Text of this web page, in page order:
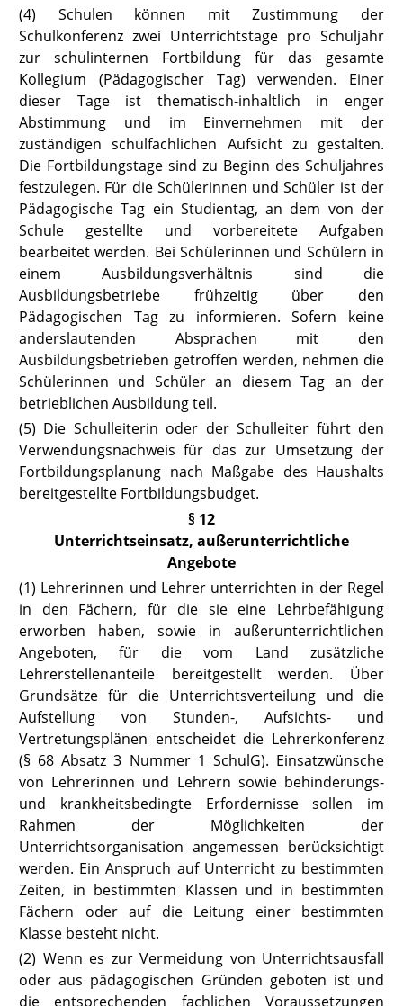
(4) Schulen können mit Zustimmung der
Schulkonferenz zwei Unterrichtstage pro Schuljahr
zur schulinternen Fortbildung für das gesamte
Kollegium (Pädagogischer Tag) verwenden. Einer
dieser Tage ist thematisch-inhaltlich in enger
Abstimmung und im Einvernehmen mit der
zuständigen schulfachlichen Aufsicht zu gestalten.
Die Fortbildungstage sind zu Beginn des Schuljahres
festzulegen. Für die Schülerinnen und Schüler ist der
Pädagogische Tag ein Studientag, an dem von der
Schule gestellte und vorbereitete Aufgaben
bearbeitet werden. Bei Schülerinnen und Schülern in
einem Ausbildungsverhältnis sind die
Ausbildungsbetriebe frühzeitig über den
Pädagogischen Tag zu informieren. Sofern keine
anderslautenden Absprachen mit den
Ausbildungsbetrieben getroffen werden, nehmen die
Schülerinnen und Schüler an diesem Tag an der
betrieblichen Ausbildung teil.
(5) Die Schulleiterin oder der Schulleiter führt den
Verwendungsnachweis für das zur Umsetzung der
Fortbildungsplanung nach Maßgabe des Haushalts
bereitgestellte Fortbildungsbudget.
§ 12
Unterrichtseinsatz, außerunterrichtliche
Angebote
(1) Lehrerinnen und Lehrer unterrichten in der Regel
in den Fächern, für die sie eine Lehrbefähigung
erworben haben, sowie in außerunterrichtlichen
Angeboten, für die vom Land zusätzliche
Lehrerstellenanteile bereitgestellt werden. Über
Grundsätze für die Unterrichtsverteilung und die
Aufstellung von Stunden-, Aufsichts- und
Vertretungsplänen entscheidet die Lehrerkonferenz
(§ 68 Absatz 3 Nummer 1 SchulG). Einsatzwünsche
von Lehrerinnen und Lehrern sowie behinderungs-
und krankheitsbedingte Erfordernisse sollen im
Rahmen der Möglichkeiten der
Unterrichtsorganisation angemessen berücksichtigt
werden. Ein Anspruch auf Unterricht zu bestimmten
Zeiten, in bestimmten Klassen und in bestimmten
Fächern oder auf die Leitung einer bestimmten
Klasse besteht nicht.
(2) Wenn es zur Vermeidung von Unterrichtsausfall
oder aus pädagogischen Gründen geboten ist und
die entsprechenden fachlichen Voraussetzungen